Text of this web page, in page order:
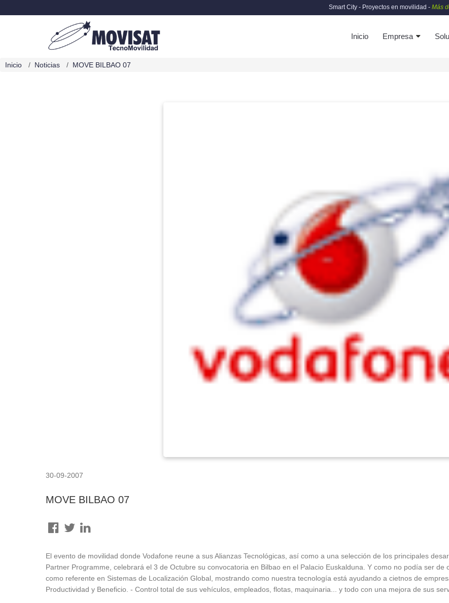
Smart City - Proyectos en movilidad - Más
Inicio Empresa
Inicio Noticias MOVE BILBAO 07
30-09-2007
MOVE BILBAO 07
El evento de movilidad donde Vodafone reune a sus Alianzas Tecnológicas, así como a una selección de los principales
Partner Programme, celebrará el 3 de Octubre su convocatoria en Bilbao en el Palacio Euskalduna. Y como no podía ser de
como referente en Sistemas de Localización Global, mostrando como nuestra tecnología está ayudando a cietnos de
Productividad y Beneficio. - Control total de sus vehículos, empleados, flotas, maquinaria... y todo con una mejora de sus